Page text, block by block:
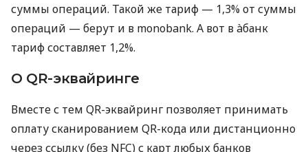
суммы операций. Такой же тариф — 1,3% от суммы
операций — берут и в monobank. А вот в àбанк
тариф составляет 1,2%.
О QR-эквайринге
Вместе с тем QR-эквайринг позволяет принимать
оплату сканированием QR-кода или дистанционно
через ссылку (без NFC) с карт любых банков